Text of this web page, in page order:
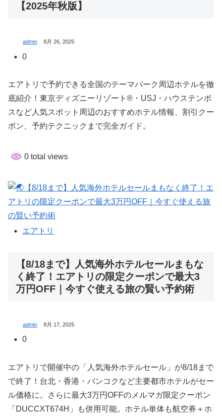
【2025年秋版】
admin 8月 26, 2025
0
エアトリで予約できる全国のテーマパーク周辺ホテルを徹
底紹介！東京ディズニーリゾート®・USJ・ハウステンボ
スなど人気スポット周辺のおすすめホテル情報、割引クー
ポン、予約テクニックまで完全ガイド。
0 total views
エアトリ
【8/18まで】人気海外ホテルセールまもな
く終了！エアトリの限定クーポンで最大3
万円OFF｜今すぐ使える旅の賢い予約術
admin 8月 17, 2025
0
エアトリで開催中の「人気海外ホテルセール」が8/18まで
で終了！台北・香港・バンコクなど主要都市ホテルがセー
ル価格に。さらに最大3万円OFFのメルマガ限定クーポン
「DUCCXT674H」も併用可能。ホテル単体も航空券＋ホ